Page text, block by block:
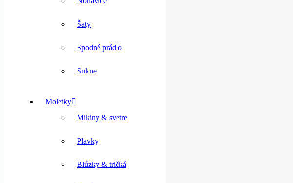
Šaty
Spodné prádlo
Sukne
Moletky
Mikiny & svetre
Plavky
Blúzky & tričká